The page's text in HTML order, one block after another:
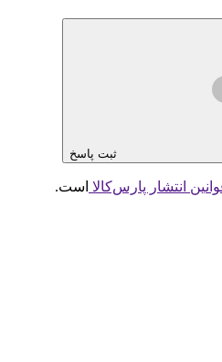
ثبت پاسخ
انتشار پارس‌کالا است.